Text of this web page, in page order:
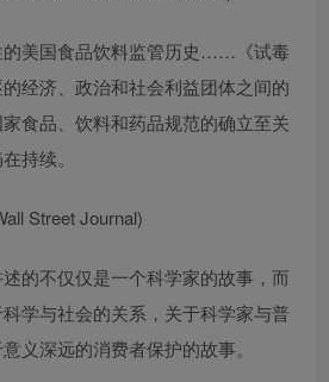
的美国食品饮料监管历史……《试毒
经济、政治和社会利益团体之间的
食品、饮料和药品规范的确立至关
持续。
Street Journal)
的不仅仅是一个科学家的故事，而
学与社会的关系，关于科学家与普
义深远的消费者保护的故事。